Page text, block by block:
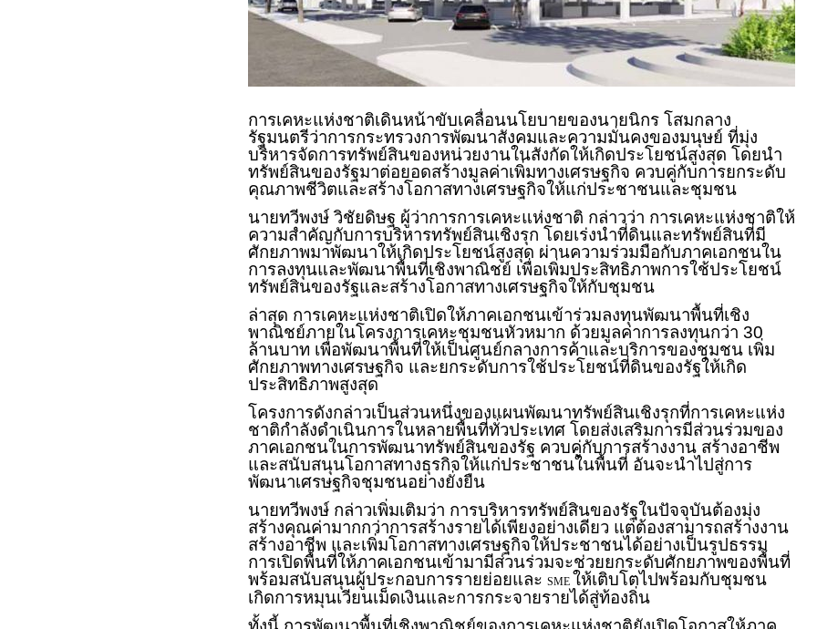
การเคหะแห่งชาติเดินหน้าขับเคลื่อนนโยบายของนายนิกร โสมกลาง
รัฐมนตรีว่าการกระทรวงการพัฒนาสังคมและความมั่นคงของมนุษย์ ที่มุ่ง
บริหารจัดการทรัพย์สินของหน่วยงานในสังกัดให้เกิดประโยชน์สูงสุด โดยนำ
ทรัพย์สินของรัฐมาต่อยอดสร้างมูลค่าเพิ่มทางเศรษฐกิจ ควบคู่กับการยกระดับ
คุณภาพชีวิตและสร้างโอกาสทางเศรษฐกิจให้แก่ประชาชนและชุมชน
นายทวีพงษ์ วิชัยดิษฐ ผู้ว่าการการเคหะแห่งชาติ กล่าวว่า การเคหะแห่งชาติให้
ความสำคัญกับการบริหารทรัพย์สินเชิงรุก โดยเร่งนำที่ดินและทรัพย์สินที่มี
ศักยภาพมาพัฒนาให้เกิดประโยชน์สูงสุด ผ่านความร่วมมือกับภาคเอกชนใน
การลงทุนและพัฒนาพื้นที่เชิงพาณิชย์ เพื่อเพิ่มประสิทธิภาพการใช้ประโยชน์
ทรัพย์สินของรัฐและสร้างโอกาสทางเศรษฐกิจให้กับชุมชน
ล่าสุด การเคหะแห่งชาติเปิดให้ภาคเอกชนเข้าร่วมลงทุนพัฒนาพื้นที่เชิง
พาณิชย์ภายในโครงการเคหะชุมชนหัวหมาก ด้วยมูลค่าการลงทุนกว่า 30
ล้านบาท เพื่อพัฒนาพื้นที่ให้เป็นศูนย์กลางการค้าและบริการของชุมชน เพิ่ม
ศักยภาพทางเศรษฐกิจ และยกระดับการใช้ประโยชน์ที่ดินของรัฐให้เกิด
ประสิทธิภาพสูงสุด
โครงการดังกล่าวเป็นส่วนหนึ่งของแผนพัฒนาทรัพย์สินเชิงรุกที่การเคหะแห่ง
ชาติกำลังดำเนินการในหลายพื้นที่ทั่วประเทศ โดยส่งเสริมการมีส่วนร่วมของ
ภาคเอกชนในการพัฒนาทรัพย์สินของรัฐ ควบคู่กับการสร้างงาน สร้างอาชีพ
และสนับสนุนโอกาสทางธุรกิจให้แก่ประชาชนในพื้นที่ อันจะนำไปสู่การ
พัฒนาเศรษฐกิจชุมชนอย่างยั่งยืน
นายทวีพงษ์ กล่าวเพิ่มเติมว่า การบริหารทรัพย์สินของรัฐในปัจจุบันต้องมุ่ง
สร้างคุณค่ามากกว่าการสร้างรายได้เพียงอย่างเดียว แต่ต้องสามารถสร้างงาน
สร้างอาชีพ และเพิ่มโอกาสทางเศรษฐกิจให้ประชาชนได้อย่างเป็นรูปธรรม
การเปิดพื้นที่ให้ภาคเอกชนเข้ามามีส่วนร่วมจะช่วยยกระดับศักยภาพของพื้นที่
พร้อมสนับสนุนผู้ประกอบการรายย่อยและ SME ให้เติบโตไปพร้อมกับชุมชน
เกิดการหมุนเวียนเม็ดเงินและการกระจายรายได้สู่ท้องถิ่น